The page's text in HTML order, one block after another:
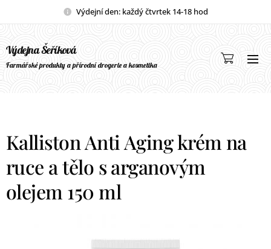
Výdejní den: každý čtvrtek 14-18 hod
Výdejna Šeříková
Farmářské produkty a přírodní drogerie a kosmetika
Kalliston Anti Aging krém na
ruce a tělo s arganovým
olejem 150 ml